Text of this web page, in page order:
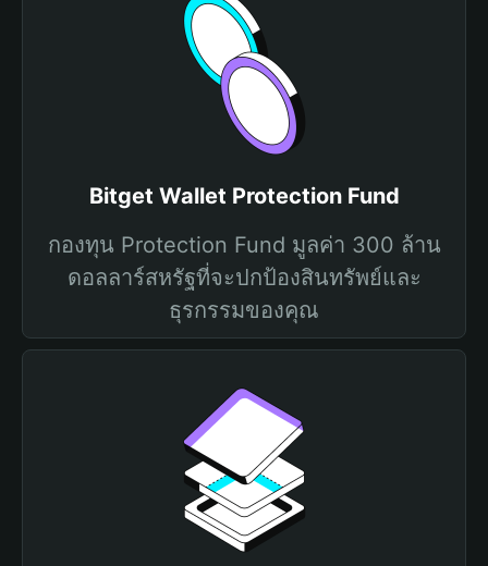
Bitget Wallet Protection Fund
กองทุน Protection Fund มูลค่า 300 ล้าน
ดอลลาร์สหรัฐที่จะปกป้องสินทรัพย์และ
ธุรกรรมของคุณ